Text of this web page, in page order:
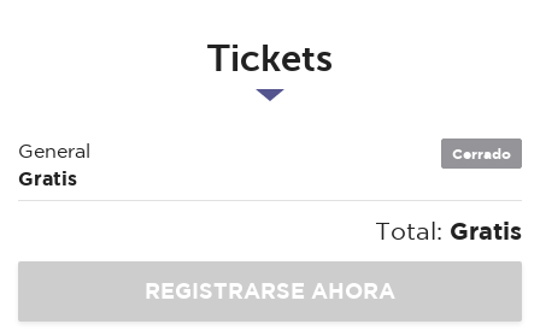
Tickets
General
Gratis
Cerrado
Total: Gratis